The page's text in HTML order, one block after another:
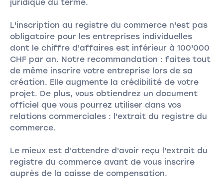
juridique du terme.
L'inscription au registre du commerce n'est pas
obligatoire pour les entreprises individuelles
dont le chiffre d'affaires est inférieur à 100'000
CHF par an. Notre recommandation : faites tout
de même inscrire votre entreprise lors de sa
création. Elle augmente la crédibilité de votre
projet. De plus, vous obtiendrez un document
officiel que vous pourrez utiliser dans vos
relations commerciales : l'extrait du registre du
commerce.
Le mieux est d'attendre d'avoir reçu l'extrait du
registre du commerce avant de vous inscrire
auprès de la caisse de compensation.